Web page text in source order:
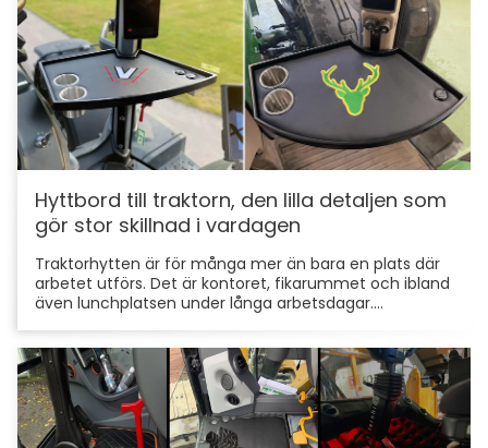
Hyttbord till traktorn, den lilla detaljen som
gör stor skillnad i vardagen
Traktorhytten är för många mer än bara en plats där
arbetet utförs. Det är kontoret, fikarummet och ibland
även lunchplatsen under långa arbetsdagar....